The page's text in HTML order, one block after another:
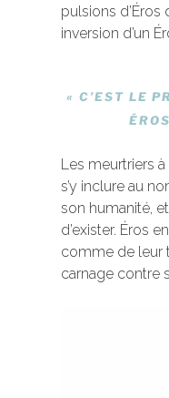
pulsions d’Éros
inversion d’un
« C’EST LE
Les meurtriers
s’y inclure au
son humanité,
d’exister. Éros
comme de leur
carnage contre